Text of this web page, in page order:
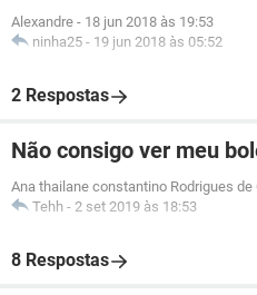
Alexandre - 18 jun 2018 às 19:53
ninha25 - 19 jun 2018 às 05:52
2 Respostas
Não consigo ver meu
Ana thailane constantino Rodrigues de
Tehh - 2 set 2019 às 18:53
8 Respostas